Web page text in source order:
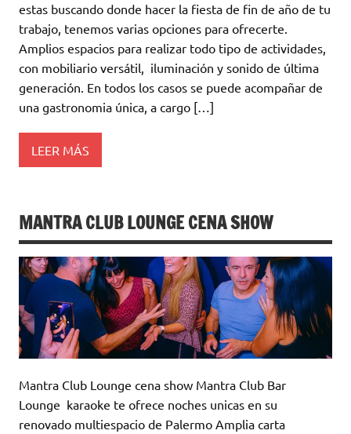
estas buscando donde hacer la fiesta de fin de año de tu
trabajo, tenemos varias opciones para ofrecerte.
Amplios espacios para realizar todo tipo de actividades,
con mobiliario versátil, iluminación y sonido de última
generación. En todos los casos se puede acompañar de
una gastronomia única, a cargo […]
LEER MÁS
MANTRA CLUB LOUNGE CENA SHOW
Mantra Club Lounge cena show Mantra Club Bar
Lounge karaoke te ofrece noches unicas en su
renovado multiespacio de Palermo Amplia carta